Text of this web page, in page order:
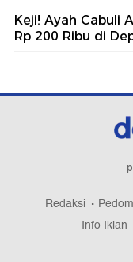
Keji! Ayah Cabuli
Rp 200 Ribu di
Redaksi
Info Iklan